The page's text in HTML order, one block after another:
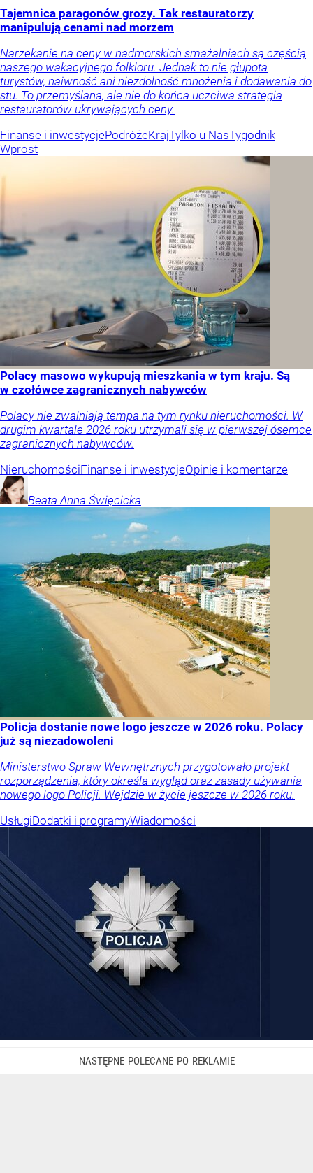
Tajemnica paragonów grozy. Tak restauratorzy
manipulują cenami nad morzem
Narzekanie na ceny w nadmorskich smażalniach są częścią
naszego wakacyjnego folkloru. Jednak to nie głupota
turystów, naiwność ani niezdolność mnożenia i dodawania do
stu. To przemyślana, ale nie do końca uczciwa strategia
restauratorów ukrywających ceny.
Finanse i inwestycjePodróżeKrajTylko u NasTygodnik
Wprost
Polacy masowo wykupują mieszkania w tym kraju. Są
w czołówce zagranicznych nabywców
Polacy nie zwalniają tempa na tym rynku nieruchomości. W
drugim kwartale 2026 roku utrzymali się w pierwszej ósemce
zagranicznych nabywców.
NieruchomościFinanse i inwestycjeOpinie i komentarze
Beata Anna Święcicka
Policja dostanie nowe logo jeszcze w 2026 roku. Polacy
już są niezadowoleni
Ministerstwo Spraw Wewnętrznych przygotowało projekt
rozporządzenia, który określa wygląd oraz zasady używania
nowego logo Policji. Wejdzie w życie jeszcze w 2026 roku.
UsługiDodatki i programyWiadomości